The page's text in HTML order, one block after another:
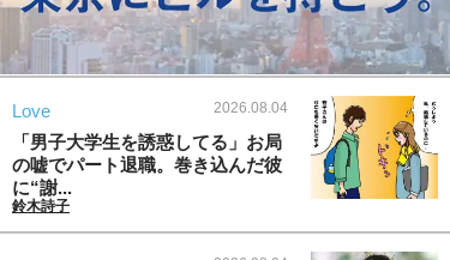
Love 2026.08.04
「男子大学生を誘惑してる」お局
の嘘でパート退職。巻き込んだ彼
に“謝...
鈴木詩子